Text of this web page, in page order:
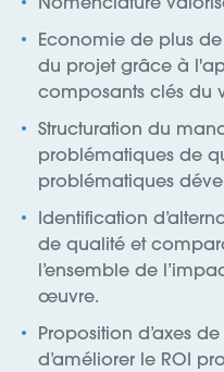
Economie de plus
du projet grâce à
composants clés du
Structuration du
problématiques de
problématiques
Identification
de qualité et
l’ensemble de
œuvre.
Proposition d’axes
d’améliorer le ROI